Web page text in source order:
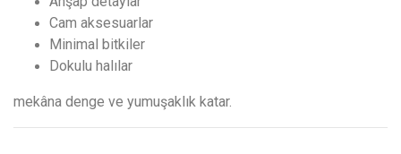
Cam aksesuarlar
Minimal bitkiler
Dokulu halılar
mekâna denge ve yumuşaklık katar.